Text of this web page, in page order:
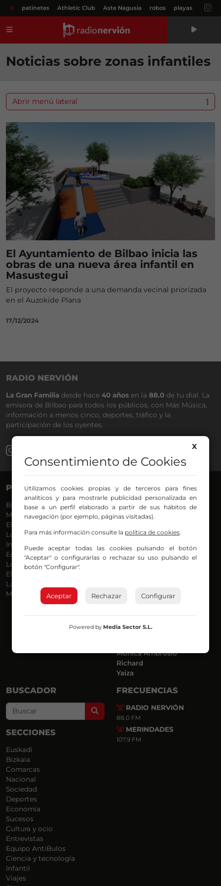
# patinetes Athletic Club Aste Nagusia robos playas
Noticias sobre zonas infantiles
El Ayuntamiento de Bilbao inicia las
obras de una nueva área infantil en
Masustegui
El proyecto responde a una demanda vecinal priorizada
en el Auzokide Plana
17/12/2024
Abrir menú lateral
RADIO NERVIÓN
La Gran Familia desde hace 40 años en la 88.0 de tu dial. La
emisora de Bilbao para todos los públicos, con Más Música,
información a menos cinco, deportes, tráfico y la
participación de los oyentes.
PROGRAMAS
Bilbosport
Más Música
El Madrugador
Lo Más Nuevo
Informativos
En Ruta
Locos por la Música
El Supermadrugador
La Mañana de Radio Nervión
Más Madrugada
VOCES
Agurtzane
Belén Ollero
Eduardo
Eva Argote
Endika
Jon
Joseba
Luis Carlos
Mónica Ambrosio
Richard
Yaiza
BUSCADOR
Search
SECCIONES
Euskadi
Bizkaia
Comarcas
Nacional
Sociedad
Deportes
Economía
Sucesos
Cultura y ocio
Entrevistas
Equipo AntiBulos
Ciencia y tecnología
Infantil
Viajes
FRECUENCIAS
RADIO NERVIÓN
88.0 FM
MERINDADES
107.9 FM
X
Consentimiento de Cookies
Utilizamos cookies propias y de terceros para fines
analíticos y para mostrarle publicidad personalizada en
base a un perfil elaborado a partir de sus hábitos de
navegación (por ejemplo, páginas visitadas).
Para más información consulte la política de cookies.
Puede aceptar todas las cookies pulsando el botón
"Aceptar" o configurarlas o rechazar su uso pulsando el
botón "Configurar".
Aceptar Rechazar Configurar
Powered by Media Sector S.L.